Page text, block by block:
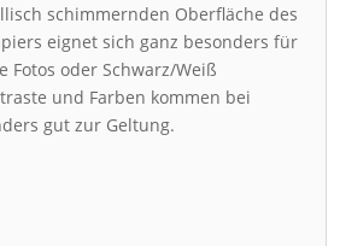
schimmernden Oberfläche des
eignet sich ganz besonders für
Fotos oder Schwarz/Weiß
und Farben kommen bei
gut zur Geltung.